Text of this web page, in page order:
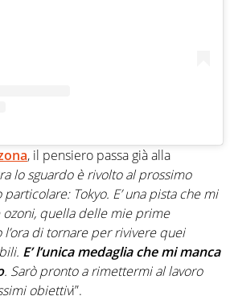
, il pensiero passa già alla
lo sguardo è rivolto al prossimo
Tokyo. E’ una pista che mi
ozoni, quella delle mie prime
di tornare per rivivere quei
E’ l’unica medaglia che mi manca
. Sarò pronto a rimettermi al lavoro
obiettivi”.